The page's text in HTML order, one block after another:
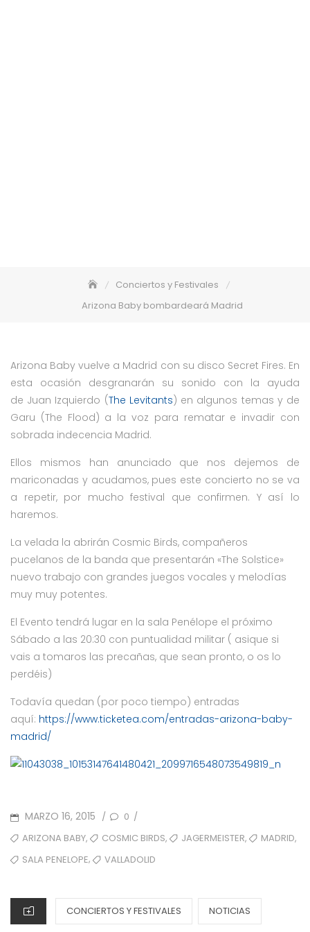
Conciertos y Festivales
Arizona Baby bombardeará Madrid
Arizona Baby vuelve a Madrid con su disco Secret Fires. En
esta ocasión desgranarán su sonido con la ayuda
de Juan Izquierdo (The Levitants) en algunos temas y de
Garu (The Flood) a la voz para rematar e invadir con
sobrada indecencia Madrid.
Ellos mismos han anunciado que nos dejemos de
mariconadas y acudamos, pues este concierto no se va
a repetir, por mucho festival que confirmen. Y así lo
haremos.
La velada la abrirán Cosmic Birds, compañeros
pucelanos de la banda que presentarán «The Solstice»
nuevo trabajo con grandes juegos vocales y melodías
muy muy potentes.
El Evento tendrá lugar en la sala Penélope el próximo
Sábado a las 20:30 con puntualidad militar ( asique si
vais a tomaros las precañas, que sean pronto, o os lo
perdéis)
Todavía quedan (por poco tiempo) entradas
aquí: https://www.ticketea.com/entradas-arizona-baby-
madrid/
POSTED
ON
MARZO 16, 2015 / 0 /
TAGSARIZONA BABY, COSMIC BIRDS, JAGERMEISTER, MADRID,
SALA PENELOPE, VALLADOLID
CATEGORIES
CONCIERTOS Y FESTIVALES NOTICIAS